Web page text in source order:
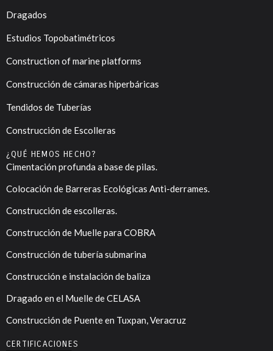
Dragados
Estudios Topobatimétricos
Construction of marine platforms
Construcción de cámaras hiperbáricas
Tendidos de Tuberías
Construcción de Escolleras
¿QUÉ HEMOS HECHO?
Cimentación profunda a base de pilas.
Colocación de Barreras Ecológicas Anti-derrames.
Construcción de escolleras.
Construcción de Muelle para COBRA
Construcción de tubería submarina
Construcción e instalación de baliza
Dragado en el Muelle de CELASA
Construcción de Puente en Tuxpan, Veracruz
CERTIFICACIONES